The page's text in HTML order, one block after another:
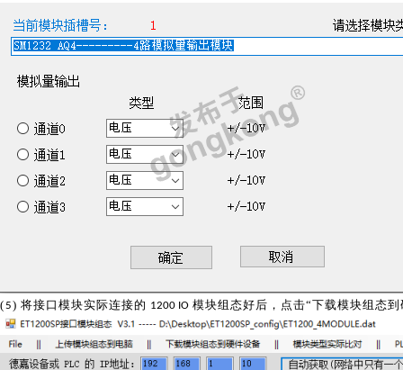
(5) 将接口模块实际连接的 1200 IO 模块组态好后，点击“下载模块组态